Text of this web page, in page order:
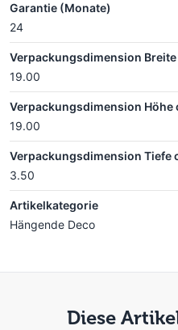
Garantie (Monate)
24
Verpackungsdimension Breite
19.00
Verpackungsdimension Höhe
19.00
Verpackungsdimension Tiefe
3.50
Artikelkategorie
Hängende Deco
Diese